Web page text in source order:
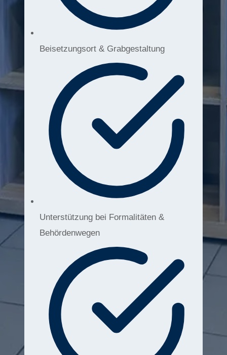
Beisetzungsort & Grabgestaltung
Unterstützung bei Formalitäten &
Behördenwegen